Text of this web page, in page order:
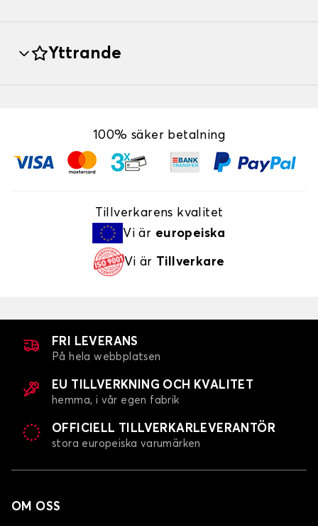
Yttrande
100% säker betalning
Tillverkarens kvalitet
Vi är europeiska
Vi är Tillverkare
FRI LEVERANS
På hela webbplatsen
EU TILLVERKNING OCH KVALITET
hemma, i vår egen fabrik
OFFICIELL TILLVERKARLEVERANTÖR
stora europeiska varumärken
OM OSS